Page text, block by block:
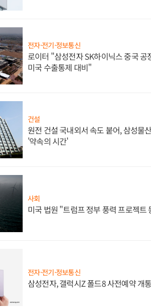
전자·전기·정보통신
로이터 "삼성전자 SK하이닉스 중국 공
미국 수출통제 대비"
건설
원전 건설 국내외서 속도 붙어, 삼성물
'약속의 시간'
사회
미국 법원 "트럼프 정부 풍력 프로젝트
전자·전기·정보통신
삼성전자, 갤럭시Z 폴드8 사전예약 개